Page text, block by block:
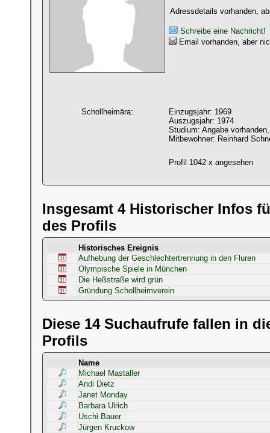
Adressdetails vorhanden,
Schreibe eine Nachricht!
Email vorhanden, aber
Schollheimära:
Einzugsjahr: 1969
Auszugsjahr: 1974
Studium: Angabe
Mitbewohner: Reinhard
Profil 1042 x angesehen
Insgesamt 4 Historischer Infos
des Profils
Historisches Ereignis
Aufhebung der Geschlechtertrennung in den Fluren
Olympische Spiele in München
Die Heßstraße wird grün
Gründung Schollheimverein
Diese 14 Suchaufrufe fallen in
Profils
Name
Michael Mastaller
Andi Dietz
Janet Monday
Barbara Ulrich
Uschi Bauer
Jürgen Kruckow